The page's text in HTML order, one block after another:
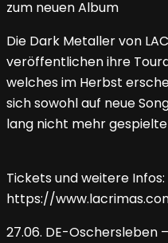
Die Dark Metaller von
veröffentlichen ihre
welches im Herbst
sich sowohl auf neue
lang nicht mehr
Tickets und weitere Infos:
https://
27.06. DE-Oschersleben